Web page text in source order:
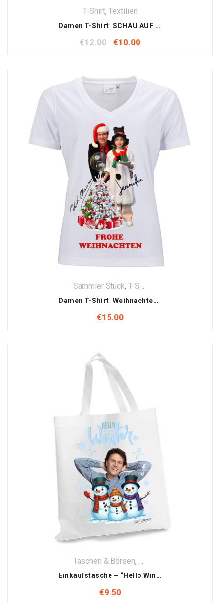
T-Shirt, Textilien
Damen T-Shirt: SCHAU AUF DICH , SCHAU AUF MICH
€12.00 €10.00
Sammler Stück, T-Shirt
Damen T-Shirt: Weihnachten mit Jennifer & Kurt Elsasser Motiv (Handsigniert)
€15.00
Taschen & Börsen, Textilien
Einkaufstasche – “Hello Winter” mit Kurt Elsasser Motiv
€9.50